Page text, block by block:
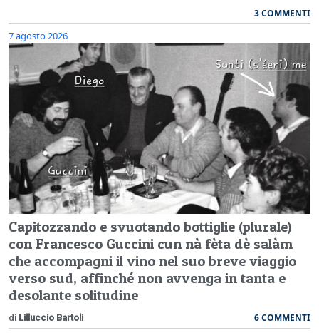
3 COMMENTI
7 agosto 2026
Capitozzando e svuotando bottiglie (plurale)
con Francesco Guccini cun nà fèta dè salàm
che accompagni il vino nel suo breve viaggio
verso sud, affinché non avvenga in tanta e
desolante solitudine
di Lilluccio Bartoli 6 COMMENTI